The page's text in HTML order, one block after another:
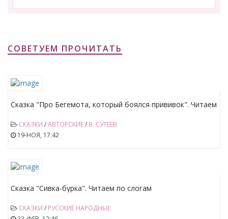
СОВЕТУЕМ ПРОЧИТАТЬ
Сказка "Про Бегемота, который боялся прививок". Читаем
СКАЗКИ /АВТОРСКИЕ/ В. СУТЕЕВ
19-НОЯ, 17:42
Сказка "Сивка-бурка". Читаем по слогам
СКАЗКИ / РУССКИЕ НАРОДНЫЕ